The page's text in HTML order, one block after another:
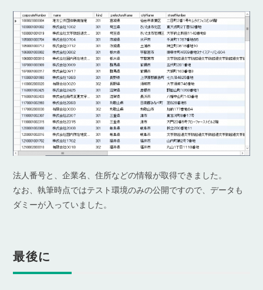
法人番号と、企業名、住所などの情報が取得できました。
なお、執筆時点ではテスト環境のみの公開ですので、データも
ダミーが入っていました。
最後に